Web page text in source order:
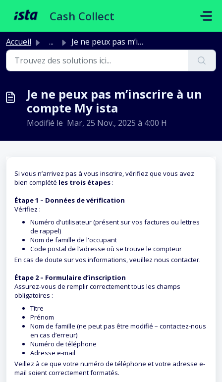
Cash Collect
Accueil ... Je ne peux pas m’inscrire à un compte My ista
Je ne peux pas m’inscrire à un
compte My ista
Modifié le Mar, 25 Nov., 2025 à 4:00 H
Si vous n’arrivez pas à vous inscrire, vérifiez que vous avez
bien complété les trois étapes :
Étape 1 – Données de vérification
Vérifiez :
Numéro d'utilisateur (présent sur vos factures ou lettres
de rappel)
Nom de famille de l'occupant
Code postal de l’adresse où se trouve le compteur
En cas de doute sur vos informations, veuillez nous contacter.
Étape 2 – Formulaire d’inscription
Assurez-vous de remplir correctement tous les champs
obligatoires :
Titre
Prénom
Nom de famille (ne peut pas être modifié – contactez-nous
en cas d’erreur)
Numéro de téléphone
Adresse e-mail
Veillez à ce que votre numéro de téléphone et votre adresse e-
mail soient correctement formatés.